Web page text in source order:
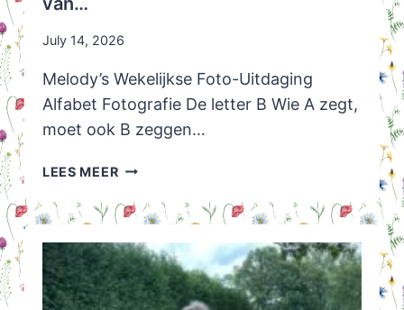
July 14, 2026
Melody’s Wekelijkse Foto-Uitdaging
Alfabet Fotografie De letter B Wie A zegt,
moet ook B zeggen…
LEES MEERMELODY’S
CHALLENGE:
LETTER
B
VAN…